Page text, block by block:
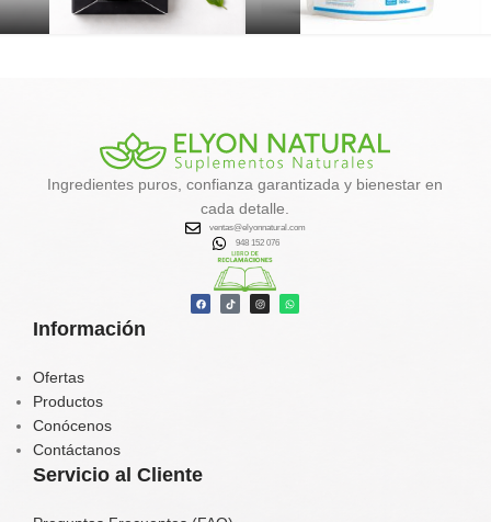
Información
Ofertas
Productos
Conócenos
Contáctanos
Ingredientes puros, confianza garantizada y bienestar en
cada detalle.
ventas@elyonnatural.com
948 152 076
Servicio al Cliente